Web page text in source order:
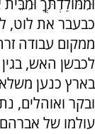
וּמִמּוֹלַדְתְּךָ
כבעבר את לוט,
ממקום עבודה
לכבשן האש,
בארץ כנען
ובקר ואוהלים,
עולמו של